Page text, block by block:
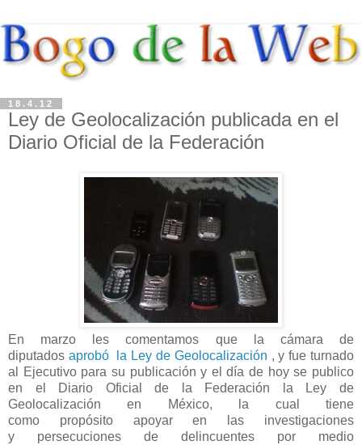
18.4.12
Ley de Geolocalización publicada en el
Diario Oficial de la Federación
En marzo les comentamos que la cámara de
diputados aprobó la Ley de Geolocalización , y fue turnado
al Ejecutivo para su publicación y el día de hoy se publico
en el Diario Oficial de la Federación la Ley de
Geolocalización en México, la cual tiene
como propósito apoyar en las investigaciones
y persecuciones de delincuentes por medio